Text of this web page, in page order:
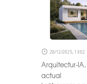
28/12/2025, 13:02
Arquitectur-
actual